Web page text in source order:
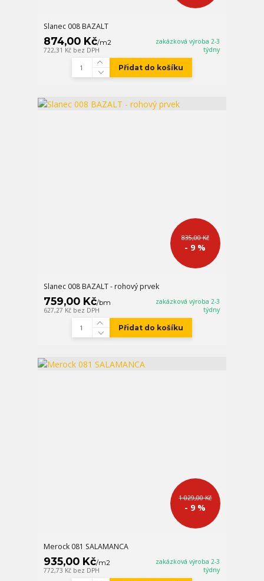
Slanec 008 BAZALT
874,00 Kč/m2
722,31 Kč bez DPH
zakázková výroba 2-3
týdny
Přidat do košíku
835,00 Kč
- 9 %
Slanec 008 BAZALT - rohový prvek
759,00 Kč/bm
627,27 Kč bez DPH
zakázková výroba 2-3
týdny
Přidat do košíku
1 029,00 Kč
- 9 %
Merock 081 SALAMANCA
935,00 Kč/m2
772,73 Kč bez DPH
zakázková výroba 2-3
týdny